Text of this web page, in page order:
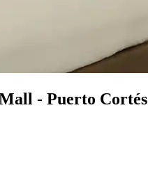
- Puerto Cortés